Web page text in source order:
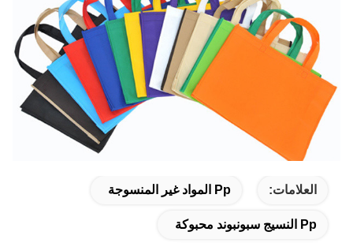
العلامات: Pp المواد غير المنسوجة
Pp النسيج سبونبوند محبوكة